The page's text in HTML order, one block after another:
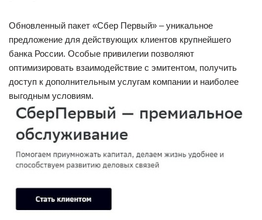
Обновленный пакет «Сбер Первый» – уникальное
предложение для действующих клиентов крупнейшего
банка России. Особые привилегии позволяют
оптимизировать взаимодействие с эмитентом, получить
доступ к дополнительным услугам компании и наиболее
выгодным условиям.